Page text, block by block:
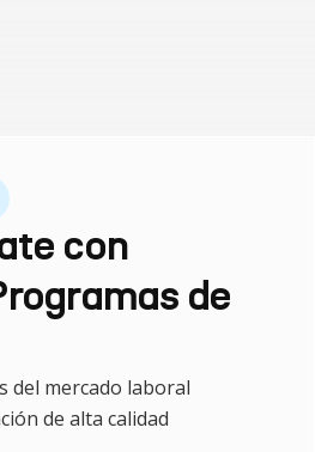
con
de
del mercado laboral
de alta calidad